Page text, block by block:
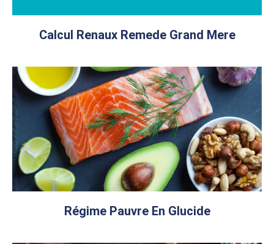
Calcul Renaux Remede Grand Mere
Régime Pauvre En Glucide